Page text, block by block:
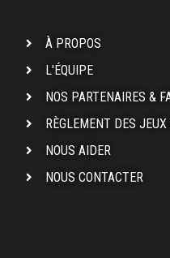
À PROPOS
L'ÉQUIPE
NOS PARTENAIRES &
RÈGLEMENT DES JEUX
NOUS AIDER
NOUS CONTACTER